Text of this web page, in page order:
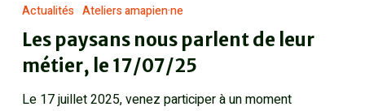
Actualités Ateliers amapien·ne
Les paysans nous parlent de leur
métier, le 17/07/25
Le 17 juillet 2025, venez participer à un moment